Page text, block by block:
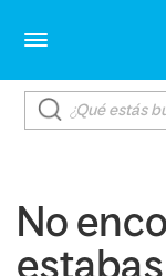
No